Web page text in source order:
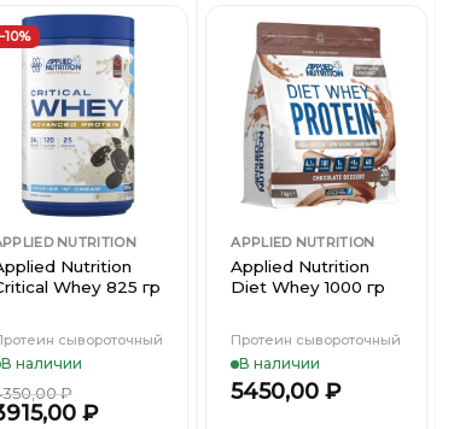
−10%
Добавить
в
Вишлист
NUTRITION
Nutrition
Whey 825 гр
сывороточный
В наличии
₽
₽
Добавить
в
Вишлист
APPLIED NUTRITION
Applied Nutrition
Diet Whey 1000 гр
Протеин сывороточный
В наличии
5450,00₽